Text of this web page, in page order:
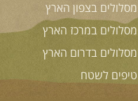
מסלולים בצפון הארץ
מסלולים במרכז הארץ
מסלולים בדרום הארץ
טיפים לשטח